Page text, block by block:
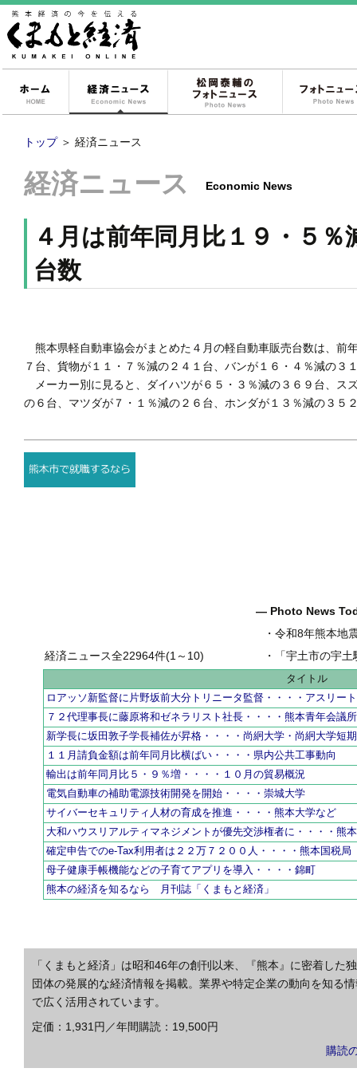
経済ニュース
トップ ＞ 経済ニュース
経済ニュース Economic News
４月は前年同月比１９・５
台数
熊本県軽自動車協会がまとめた４月の軽自動車販売台数は、前
７台、貨物が１１・７％減の２４１台、バンが１６・４％減の３
メーカー別に見ると、ダイハツが６５・３％減の３６９台、ス
の６台、マツダが７・１％減の２６台、ホンダが１３％減の３
― Photo News
・令和8年熊本地
・
「宇土市の宇土駅前
経済ニュース全22964件(1～10)
タイトル
ロアッソ新監督に片野坂前大分トリニータ監督・・・・アスリー
７２代理事長に藤原将和ゼネラリスト社長・・・・熊本青年会議所
新学長に坂田敦子学長補佐が昇格・・・・尚絅大学・尚絅大学短
１１月請負金額は前年同月比横ばい・・・・県内公共工事動向
輸出は前年同月比５・９％増・・・・１０月の貿易概況
電気自動車の補助電源技術開発を開始・・・・崇城大学
サイバーセキュリティ人材の育成を推進・・・・熊本大学など
大和ハウスリアルティマネジメントが優先交渉権者に・・・・熊
確定申告でのe-Tax利用者は２２万７２００人・・・・熊本国税局
母子健康手帳機能などの子育てアプリを導入・・・・錦町
熊本の経済を知るなら 月刊誌「くまもと経済」
「くまもと経済」は昭和46年の創刊以来、『熊本』に密着し
団体の発展的な経済情報を掲載。業界や特定企業の動向を知る
で広く活用されています。
定価：1,931円／年間購読：19,500円
購読